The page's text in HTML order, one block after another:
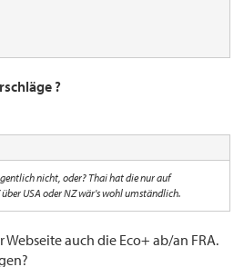
?
nicht, oder? Thai hat die nur auf
USA oder NZ wär's wohl umständlich.
auch die Eco+ ab/an FRA.